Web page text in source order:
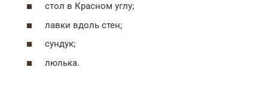
стол в Красном углу;
лавки вдоль стен;
сундук;
люлька.